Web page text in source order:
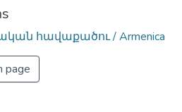
հավաքածու / Armenica
page